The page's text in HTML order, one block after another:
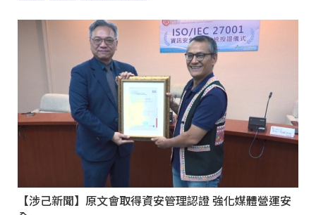
【涉己新聞】原文會取得資安管理認證 強化媒體營運安